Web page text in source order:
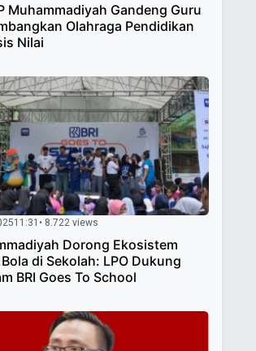
Muhammadiyah Gandeng Guru
Olahraga Pendidikan
Nilai
11:31 • 8.722 views
Dorong Ekosistem
di Sekolah: LPO Dukung
BRI Goes To School